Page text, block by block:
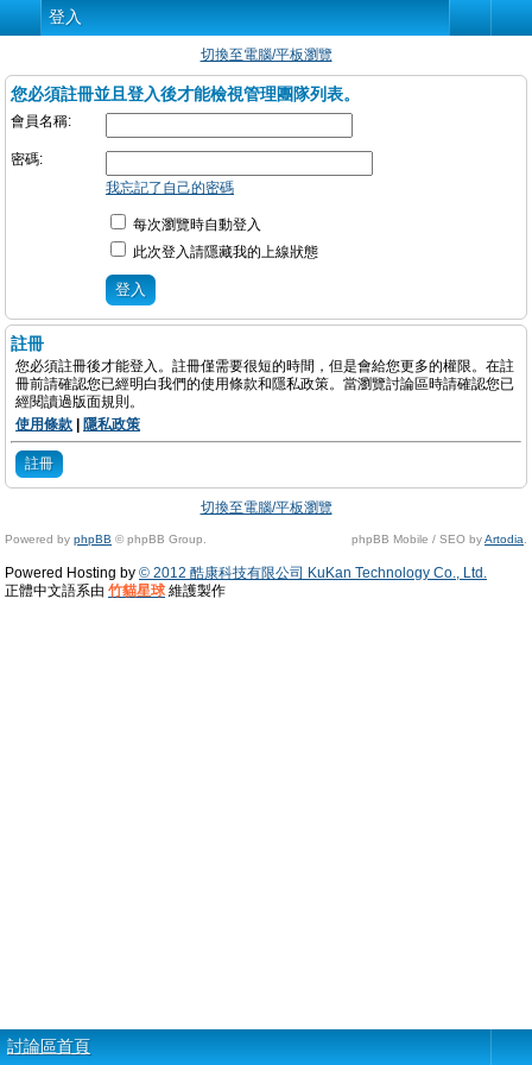
登入
切換至電腦/平板瀏覽
您必須註冊並且登入後才能檢視管理團隊列表。
會員名稱:
密碼:
我忘記了自己的密碼
每次瀏覽時自動登入
此次登入請隱藏我的上線狀態
註冊
您必須註冊後才能登入。註冊僅需要很短的時間，但是會給您更多的權限。在註
冊前請確認您已經明白我們的使用條款和隱私政策。當瀏覽討論區時請確認您已
經閱讀過版面規則。
使用條款
隱私政策
註冊
切換至電腦/平板瀏覽
Powered by phpBB © phpBB Group. phpBB Mobile / SEO byArtodia
Powered Hosting by © 2012 酷康科技有限公司 KuKan Technology Co., Ltd.
正體中文語系由 竹貓星球 維護製作
討論區首頁